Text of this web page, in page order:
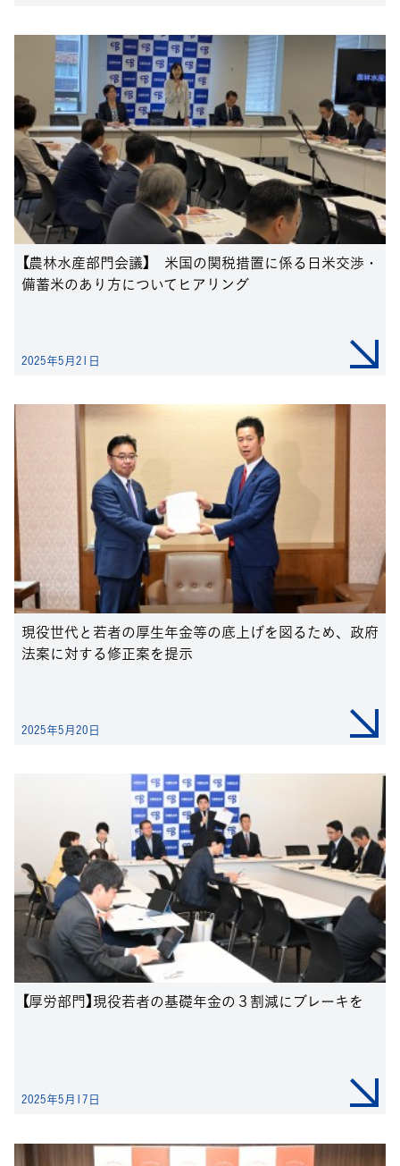
【農林水産部門会議】 米国の関税措置に係る日米交渉・
備蓄米のあり方についてヒアリング
2025年5月21日
現役世代と若者の厚生年金等の底上げを図るため、政府
法案に対する修正案を提示
2025年5月20日
【厚労部門】現役若者の基礎年金の３割減にブレーキを
2025年5月17日